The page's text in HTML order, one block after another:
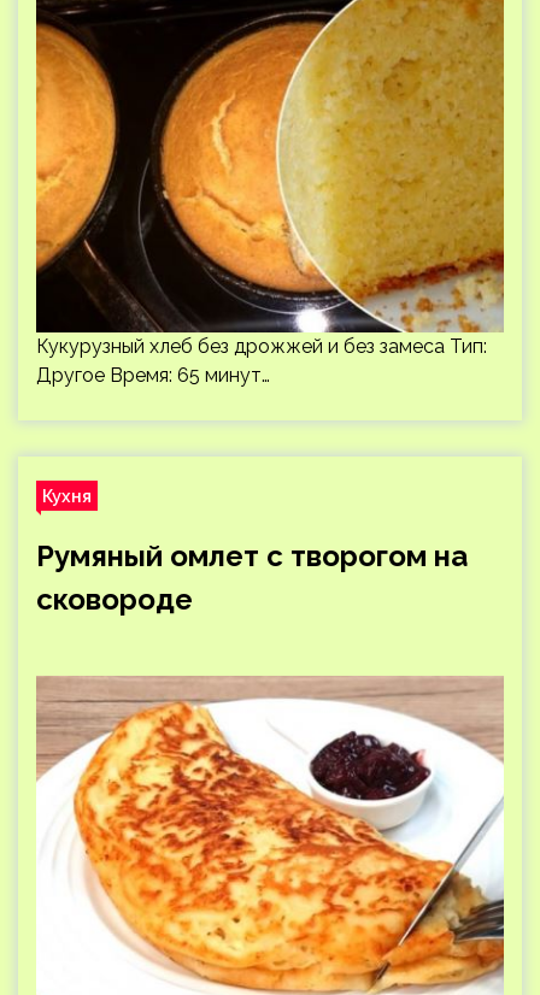
Кукурузный хлеб без дрожжей и без замеса Тип:
Другое Время: 65 минут…
Кухня
Румяный омлет с творогом на
сковороде